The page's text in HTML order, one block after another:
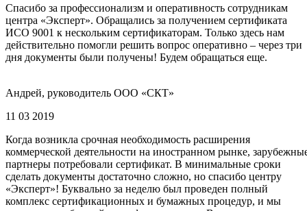
Спасибо за профессионализм и оперативность сотрудникам
центра «Эксперт». Обращались за получением сертификата
ИСО 9001 к нескольким сертификаторам. Только здесь нам
действительно помогли решить вопрос оперативно – через три
дня документы были получены! Будем обращаться еще.
Андрей, руководитель ООО «СКТ»
11 03 2019
Когда возникла срочная необходимость расширения
коммерческой деятельности на иностранном рынке,
партнеры потребовали сертификат. В минимальные сроки
сделать документы достаточно сложно, но спасибо центру
«Эксперт»! Буквально за неделю был проведен полный
комплекс сертификационных и бумажных процедур, и мы